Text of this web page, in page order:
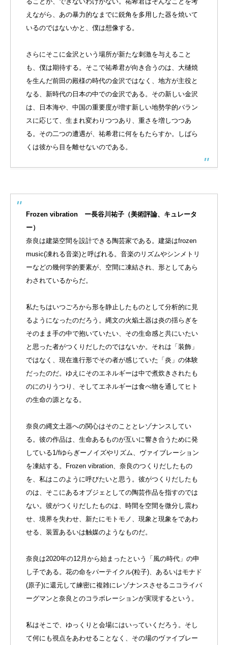
えながら、あの暴力的なまでに鋭角を多用した器を焼いて
いるのではないかと、僕は想像する。
さらにそこに金沢という場所が新たな刺激を与えること
も、僕は期待する。そこで祐希君が向き合うのは、大樋焼
を生んだ前田の殿様の時代の金沢ではなく、地方が主役と
なる、新時代の日本の中での金沢である。その新しい金沢
は、日本海や、中国の重要度が増す新しい地勢学的バラン
スに応じて、生まれ変わりつつあり、重さを増しつつあ
る。その二つの遭遇が、祐希君に何をもたらすか。しばら
くは彼から目を離せないのである。
Frozen vibration ー長谷川祐子（美術評論、キュレータ
ー）
奈良は建築空間を設計できる陶芸家である。建築はfrozen
music(凍れる音楽)と呼ばれる。音楽のリズムやシンメトリ
ーなどの幾何学的要素が、空間に凍結され、形としてあら
わされているからだ。
私たちはいつごろから形を静止したものとして分析的に見
るようになったのだろう。縄文の火焔土器は炎の揺らぎを
そのまま手の中で抱いていたい、その生命感と共にいたい
と思った者がつくりだしたのではないか。それは「装飾」
ではなく、現在進行形でその者が感じていた「炎」の体験
だったのだ。ゆえにそのエネルギーは中で煮炊きされたも
のにのりうつり、そしてエネルギーは食べ物を通してヒト
の生命の源となる。
奈良の縄文土器への関心はそのこととレゾナンスしてい
る。彼の作品は、生命あるものが互いに響き合うために発
している1/fゆらぎーノイズやリズム、ヴァイブレーション
を凍結する。Frozen vibration、奈良のつくりだしたもの
を、私はこのように呼びたいと思う。彼がつくりだしたも
のは、そこにあるオブジェとしての陶芸作品を指すのでは
ない。彼がつくりだしたものは、時間を空間を微分し震わ
せ、境界を失わせ、新たにモトモノ、現象と現象をであわ
せる、装置あるいは触媒のようなものだ。
奈良は2020年の12月から始まったという「風の時代」の申
し子である。花の命をパーテイクル(粒子)、あるいはモナド
(原子)に還元して練密に複雑にレゾナンスさせるニコライバ
ーグマンと奈良とのコラボレーションが実現するという。
私はそこで、ゆっくりと会場にはいっていくだろう。そし
て何にも視点をあわせることなく、その場のヴァイブレー